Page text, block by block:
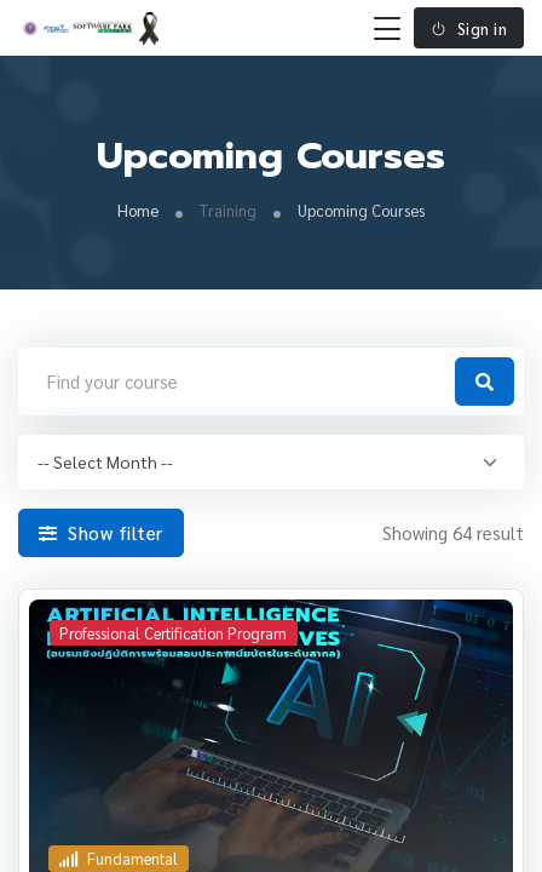
Sign in
Upcoming Courses
Home Training Upcoming Courses
Show filter Showing 64 result
Professional Certification Program
Fundamental